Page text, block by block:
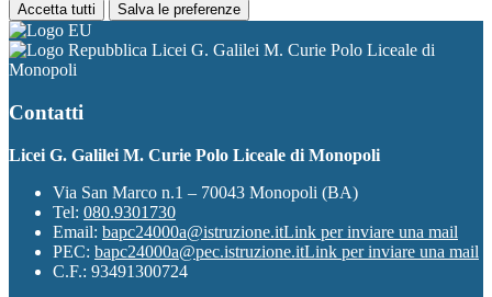
Accetta tutti Salva le preferenze
Licei G. Galilei M. Curie Polo Liceale di
Monopoli
Contatti
Licei G. Galilei M. Curie Polo Liceale di Monopoli
Via San Marco n.1 – 70043 Monopoli (BA)
Tel: 080.9301730
Email: bapc24000a@istruzione.itLink per inviare una mail
PEC: bapc24000a@pec.istruzione.itLink per inviare una mail
C.F.: 93491300724